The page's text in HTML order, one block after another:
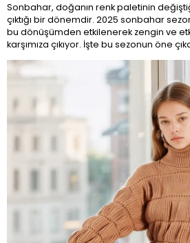
Sonbahar, doğanın renk paletinin
çıktığı bir dönemdir. 2025 sonbahar
bu dönüşümden etkilenerek zengin ve
karşımıza çıkıyor. İşte bu sezonun öne